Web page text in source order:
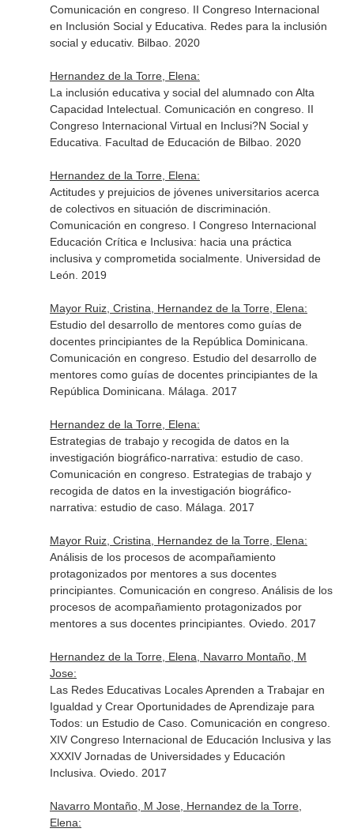
Comunicación en congreso. II Congreso Internacional
en Inclusión Social y Educativa. Redes para la inclusión
social y educativ. Bilbao. 2020
Hernandez de la Torre, Elena:
La inclusión educativa y social del alumnado con Alta
Capacidad Intelectual. Comunicación en congreso. II
Congreso Internacional Virtual en Inclusi?N Social y
Educativa. Facultad de Educación de Bilbao. 2020
Hernandez de la Torre, Elena:
Actitudes y prejuicios de jóvenes universitarios acerca
de colectivos en situación de discriminación.
Comunicación en congreso. I Congreso Internacional
Educación Crítica e Inclusiva: hacia una práctica
inclusiva y comprometida socialmente. Universidad de
León. 2019
Mayor Ruiz, Cristina, Hernandez de la Torre, Elena:
Estudio del desarrollo de mentores como guías de
docentes principiantes de la República Dominicana.
Comunicación en congreso. Estudio del desarrollo de
mentores como guías de docentes principiantes de la
República Dominicana. Málaga. 2017
Hernandez de la Torre, Elena:
Estrategias de trabajo y recogida de datos en la
investigación biográfico-narrativa: estudio de caso.
Comunicación en congreso. Estrategias de trabajo y
recogida de datos en la investigación biográfico-
narrativa: estudio de caso. Málaga. 2017
Mayor Ruiz, Cristina, Hernandez de la Torre, Elena:
Análisis de los procesos de acompañamiento
protagonizados por mentores a sus docentes
principiantes. Comunicación en congreso. Análisis de los
procesos de acompañamiento protagonizados por
mentores a sus docentes principiantes. Oviedo. 2017
Hernandez de la Torre, Elena, Navarro Montaño, M
Jose:
Las Redes Educativas Locales Aprenden a Trabajar en
Igualdad y Crear Oportunidades de Aprendizaje para
Todos: un Estudio de Caso. Comunicación en congreso.
XIV Congreso Internacional de Educación Inclusiva y las
XXXIV Jornadas de Universidades y Educación
Inclusiva. Oviedo. 2017
Navarro Montaño, M Jose, Hernandez de la Torre,
Elena: